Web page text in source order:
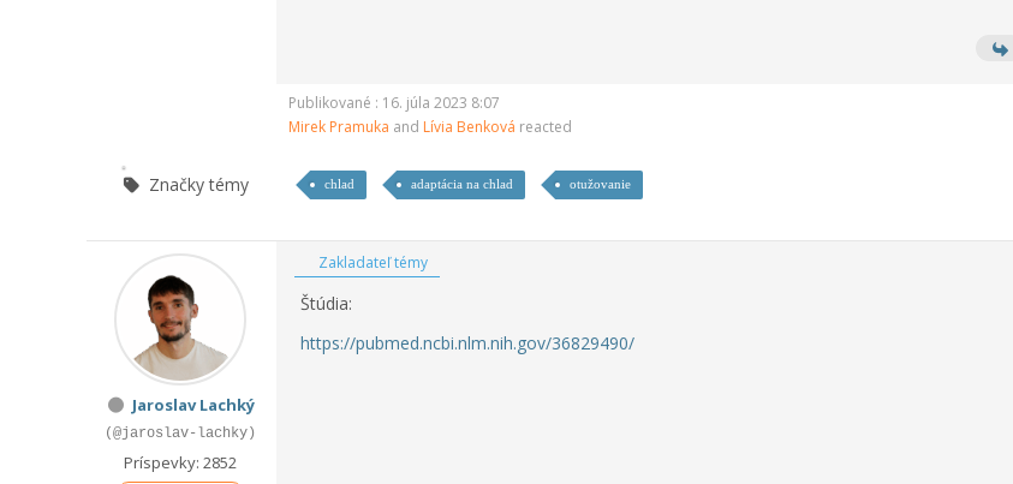
Publikované : 16. júla 2023 8:07
Mirek Pramuka and Lívia Benková reacted
Značky témy chlad adaptácia na chlad otužovanie
Jaroslav Lachký
(@jaroslav-lachky)
Príspevky: 2852
Zakladateľ témy
Štúdia:
https://pubmed.ncbi.nlm.nih.gov/36829490/